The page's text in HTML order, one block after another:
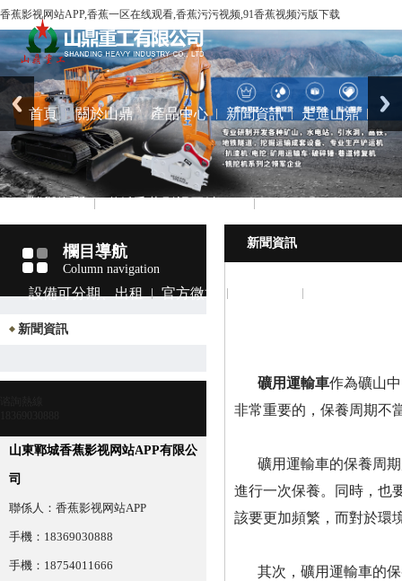
香蕉影视网站APP,香蕉一区在线观看,香蕉污污视频,91香蕉视频污版下载
首頁 關於山鼎 產品中心 新聞資訊 走進山鼎
設備可分期、出租 官方微博
欄目導航
Column navigation
新聞資訊
山東鄆城香蕉影视网站APP有限公
司
聯係人：香蕉影视网站APP
手機：18369030888
手機：18754011666
新聞資訊
礦用運輸車作為礦山
非常重要的，保養周期不
礦用運輸車的保養周
進行一次保養。同時，也
該要更加頻繁，而對於環
其次，礦用運輸車的